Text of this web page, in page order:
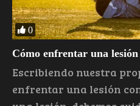
0
Cómo enfrentar una
Escribiendo nuestra
enfrentar una lesión